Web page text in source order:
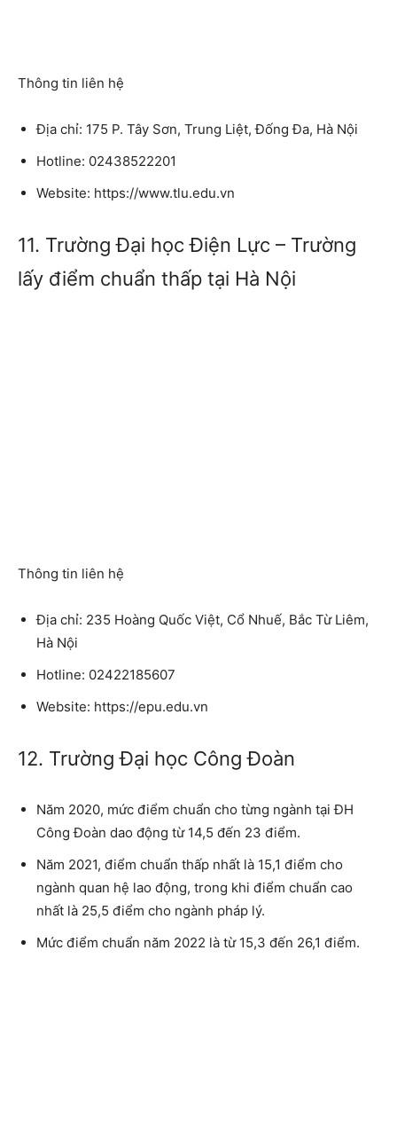
Thông tin liên hệ
Địa chỉ: 175 P. Tây Sơn, Trung Liệt, Đống Đa, Hà Nội
Hotline: 02438522201
Website: https://www.tlu.edu.vn
11. Trường Đại học Điện Lực – Trường
lấy điểm chuẩn thấp tại Hà Nội
Thông tin liên hệ
Địa chỉ: 235 Hoàng Quốc Việt, Cổ Nhuế, Bắc Từ Liêm,
Hà Nội
Hotline: 02422185607
Website: https://epu.edu.vn
12. Trường Đại học Công Đoàn
Năm 2020, mức điểm chuẩn cho từng ngành tại ĐH
Công Đoàn dao động từ 14,5 đến 23 điểm.
Năm 2021, điểm chuẩn thấp nhất là 15,1 điểm cho
ngành quan hệ lao động, trong khi điểm chuẩn cao
nhất là 25,5 điểm cho ngành pháp lý.
Mức điểm chuẩn năm 2022 là từ 15,3 đến 26,1 điểm.